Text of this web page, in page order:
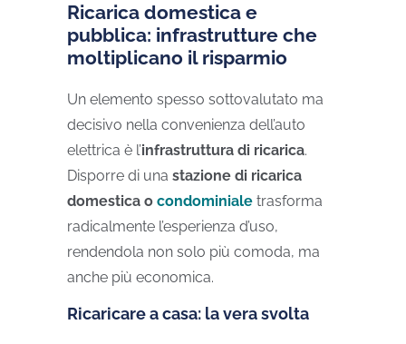
Ricarica domestica e
pubblica: infrastrutture che
moltiplicano il risparmio
Un elemento spesso sottovalutato ma
decisivo nella convenienza dell’auto
elettrica è l’infrastruttura di ricarica.
Disporre di una stazione di ricarica
domestica o condominiale trasforma
radicalmente l’esperienza d’uso,
rendendola non solo più comoda, ma
anche più economica.
Ricaricare a casa: la vera svolta